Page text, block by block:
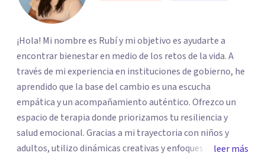
¡Hola! Mi nombre es Rubí y mi objetivo es ayudarte a
encontrar bienestar en medio de los retos de la vida. A
través de mi experiencia en instituciones de gobierno, he
aprendido que la base del cambio es una escucha
empática y un acompañamiento auténtico. ​Ofrezco un
espacio de terapia donde priorizamos tu resiliencia y
salud emocional. Gracias a mi trayectoria con niños y
adultos, utilizo dinámicas creativas y enfoques adaptados
leer más